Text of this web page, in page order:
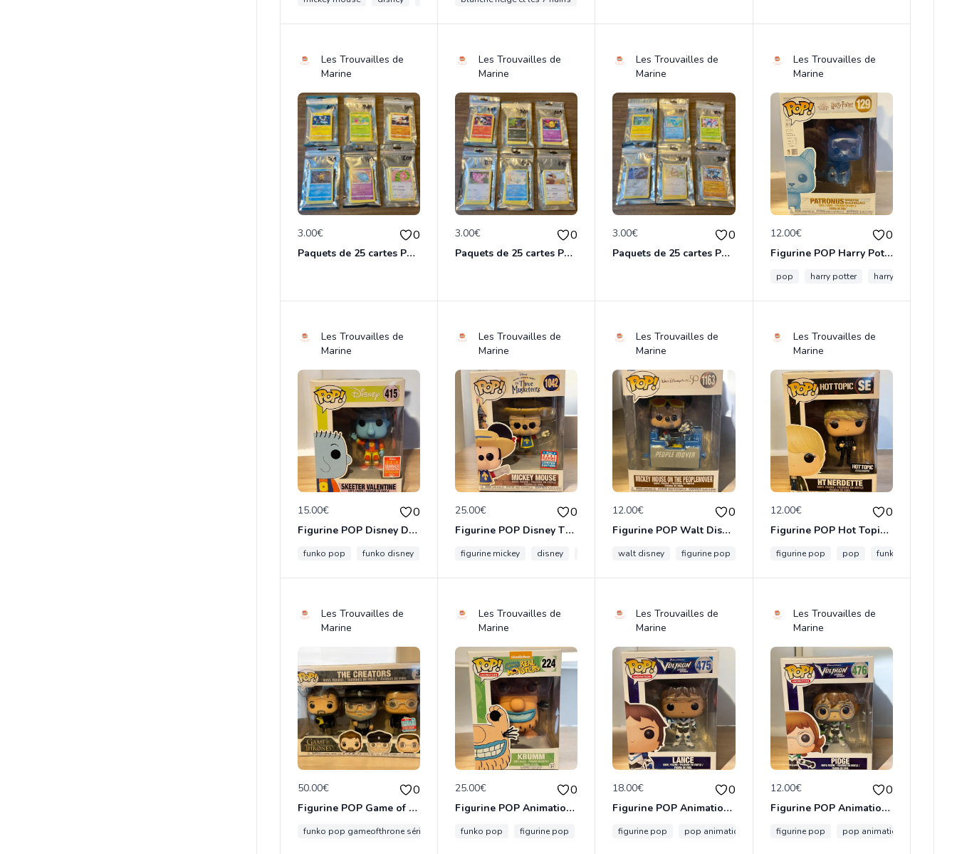
Les Trouvailles de
Marine
3.00€ 0
Paquets de 25 cartes Pokemon etat comme neuf
Les Trouvailles de
Marine
3.00€ 0
Paquets de 25 cartes Pokemon etat comme neuf
Les Trouvailles de
Marine
3.00€ 0
Paquets de 25 cartes Pokemon etat comme neuf
Les Trouvailles de
Marine
12.00€ 0
Figurine POP Harry Potter 129 Patronus Minerva Mc Gonagall neuve non deboxee
pop harry potter harrypotter
Les Trouvailles de
Marine
15.00€ 0
Figurine POP Disney Doug 415 Skeeter Valentine 2018 Summer Limited Edition neuve non deboxee
funko pop funko disney pop disney disney pop
Les Trouvailles de
Marine
25.00€ 0
Figurine POP Disney The Three Musketeers 1042 Mickey Mouse neuve non deboxee
figurine mickey disney funko pop pop figurine pop
Les Trouvailles de
Marine
12.00€ 0
Figurine POP Walt Disney World 1163 Mickey Mouse on the people mover neuve non deboxee
walt disney figurine pop funko pop pop disney
Les Trouvailles de
Marine
12.00€ 0
Figurine POP Hot Topic Exclusive SE Ht Nerdette neuve non deboxee
figurine pop pop funko pop
Les Trouvailles de
Marine
50.00€ 0
Figurine POP Game of Thrones The Creators 3 pack The Fall Convention Exclusive neuve non deboxee
funko pop gameofthrone série game of thrones figurine pop pop convention pop exclusive
Les Trouvailles de
Marine
25.00€ 0
Figurine POP Animation Real Monsters de Nickelodeon - 224 Krumm neuve non deboxee
funko pop figurine pop nickelodeon pop animation
Les Trouvailles de
Marine
18.00€ 0
Figurine POP Animation Voltron 475 Lance neuve non deboxee
figurine pop pop animation voltron pop voltron
Les Trouvailles de
Marine
12.00€ 0
Figurine POP Animation Voltron 476 Pidge neuve non deboxee
figurine pop pop animation